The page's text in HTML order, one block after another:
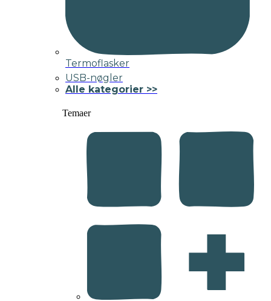
Termoflasker
USB-nøgler
Alle kategorier >>
Temaer